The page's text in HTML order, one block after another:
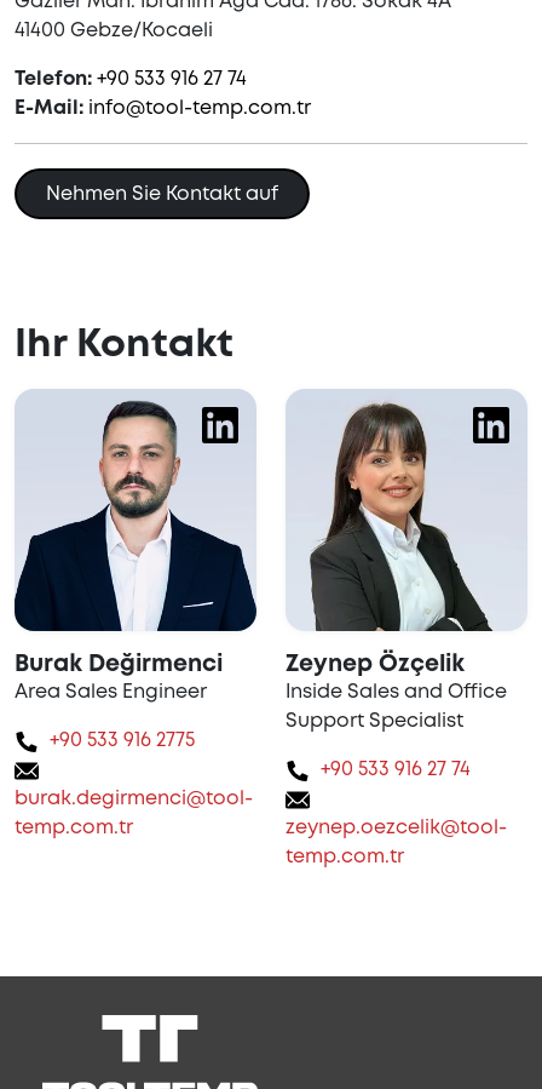
41400 Gebze/Kocaeli
Telefon: +90 533 916 27 74
E-Mail: info@tool-temp.com.tr
Nehmen Sie Kontakt auf
Ihr Kontakt
Burak Değirmenci
Area Sales Engineer
+90 533 916 2775
burak.degirmenci@tool-
temp.com.tr
Zeynep Özçelik
Inside Sales and Office
Support Specialist
+90 533 916 27 74
zeynep.oezcelik@tool-
temp.com.tr